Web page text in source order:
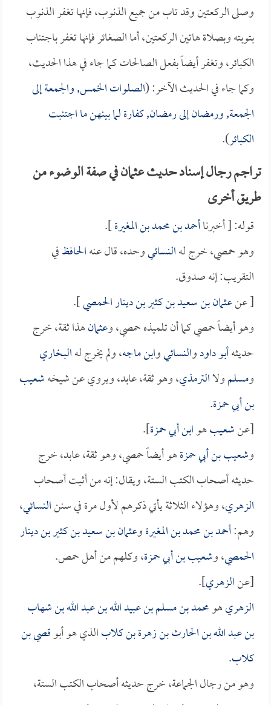
وصلى الركعتين وقد تاب من جميع الذنوب، فإنها تغفر الذنوب
بتوبته وبصلاة هاتين الركعتين، أما الصغائر فإنها تغفر باجتناب
الكبائر، وتغفر أيضاً بفعل الصالحات كما جاء في هذا الحديث،
وكما جاء في الحديث الآخر: (الصلوات الخمس, والجمعة إلى
الجمعة, ورمضان إلى رمضان, كفارة لما بينهن ما اجتنبت
الكبائر).
تراجم رجال إسناد حديث عثمان في صفة الوضوء من
طريق أخرى
قوله: [ أخبرناأحمد بن محمد بن المغيرة].
وهو حمصي، خرج لهالنسائيوحده، قال عنهالحافظفي
التقريب: إنه صدوق.
[ عنعثمان بن سعيد بن كثير بن دينار الحمصي].
وهو أيضاً حمصي كما أن تلميذه حمصي، وعثمانهذا ثقة، خرج
حديثهأبو داودوالنسائيوابن ماجه، ولم يخرج لهالبخاري
ومسلمولاالترمذي، وهو ثقة، عابد، ويروي عن شيخهشعيب
بن أبي حمزة.
[عنشعيبهوابن أبي حمزة].
وشعيب بن أبي حمزةهو أيضاً حمصي، وهو ثقة، عابد، خرج
حديثه أصحاب الكتب الستة، ويقال: إنه من أثبت أصحاب
الزهري، وهؤلاء الثلاثة يأتي ذكرهم لأول مرة في سننالنسائي،
وهم:أحمد بن محمد بن المغيرةوعثمان بن سعيد بن كثير بن دينار
الحمصي، وشعيب بن أبي حمزة، وكلهم من أهل حمص.
[عنالزهري].
الزهريهومحمد بن مسلم بن عبيد الله بن عبد الله بن شهاب
بن عبد الله بن الحارث بن زهرة بن كلابالذي هو أبوقصي بن
كلاب.
وهو من رجال الجماعة، خرج حديثه أصحاب الكتب الستة،